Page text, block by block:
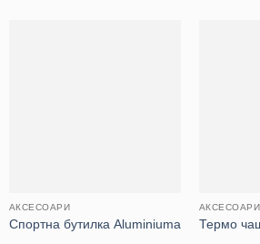
АКСЕСОАРИ
Спортна бутилка Aluminiuma
АКСЕСОАРИ
Термо